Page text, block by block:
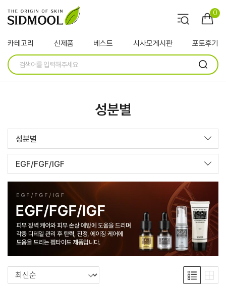
0
카테고리 신제품 베스트 시사모게시판 포토후기
성분별
성분별
EGF/FGF/IGF